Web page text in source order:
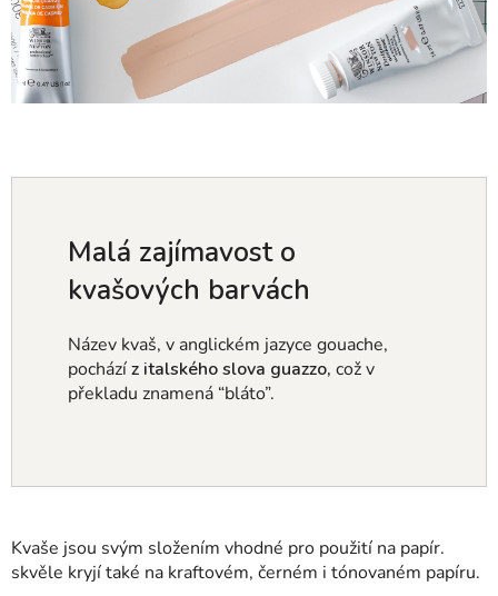
Malá zajímavost o
kvašových barvách
Název kvaš, v anglickém jazyce gouache,
pocházíz italského slova guazzo, což v
překladu znamená “bláto”.
Kvaše jsou svým složením vhodné pro použití na papír.
skvěle kryjí také na kraftovém, černém i tónovaném papíru.